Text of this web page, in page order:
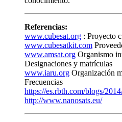
Referencias:
www.cubesat.org : Proyecto
www.cubesatkit.com
www.amsat.org Organismo
Designaciones y matrículas
www.iaru.org Organización
Frecuencias
https://es.rbth.com/blogs/
http://www.nanosats.eu/